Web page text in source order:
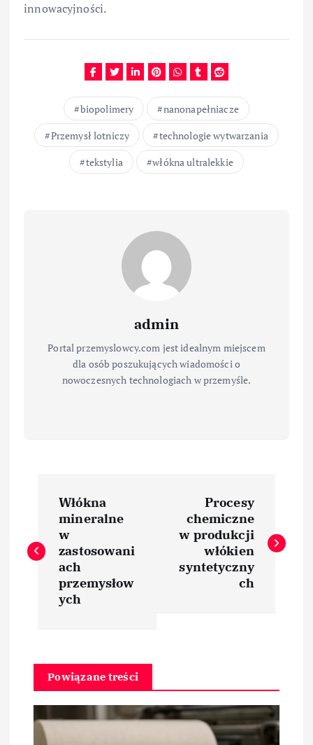
innowacyjności.
biopolimery
nanonapełniacze
Przemysł lotniczy
technologie wytwarzania
tekstylia
włókna ultralekkie
admin
Portal przemyslowcy.com jest idealnym miejscem
dla osób poszukujących wiadomości o
nowoczesnych technologiach w przemyśle.
w
a
c
Włókna
mineralne
w
zastosowani
ach
przemysłow
ych
Procesy
chemiczne
w produkcji
włókien
syntetyczny
ch
Powiązane treści